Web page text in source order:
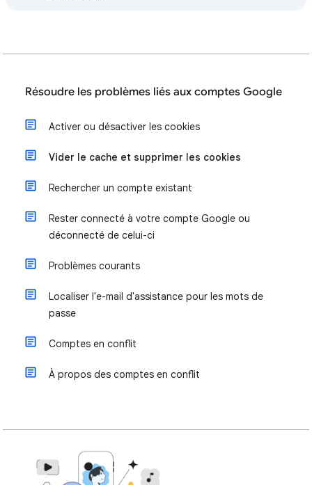
Résoudre les problèmes liés aux comptes Google
Activer ou désactiver les cookies
Vider le cache et supprimer les cookies
Rechercher un compte existant
Rester connecté à votre compte Google ou
déconnecté de celui-ci
Problèmes courants
Localiser l'e-mail d'assistance pour les mots de
passe
Comptes en conflit
À propos des comptes en conflit